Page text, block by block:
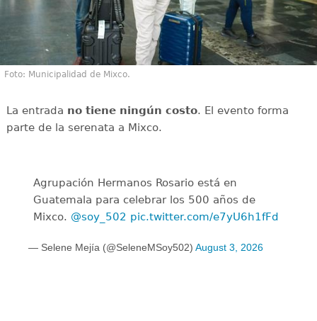
Foto: Municipalidad de Mixco.
La entrada no tiene ningún costo. El evento forma
parte de la serenata a Mixco.
Agrupación Hermanos Rosario está en
Guatemala para celebrar los 500 años de
Mixco. @soy_502 pic.twitter.com/e7yU6h1fFd
— Selene Mejía (@SeleneMSoy502) August 3, 2026